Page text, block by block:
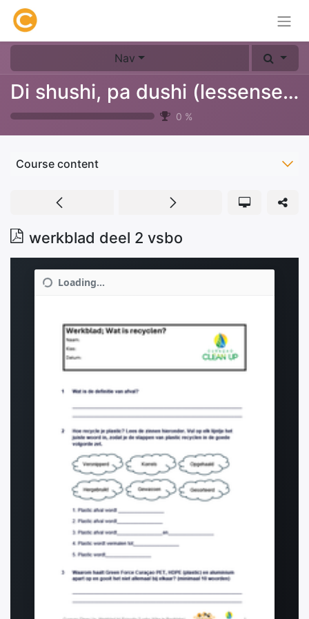
Nav
Di shushi, pa dushi (lessenserie over afval, plastic & recyclen)
0 %
Course content
werkblad deel 2 vsbo